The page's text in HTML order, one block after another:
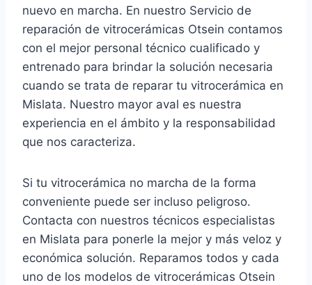
nuevo en marcha. En nuestro Servicio de
reparación de vitrocerámicas Otsein contamos
con el mejor personal técnico cualificado y
entrenado para brindar la solución necesaria
cuando se trata de reparar tu vitrocerámica en
Mislata. Nuestro mayor aval es nuestra
experiencia en el ámbito y la responsabilidad
que nos caracteriza.
Si tu vitrocerámica no marcha de la forma
conveniente puede ser incluso peligroso.
Contacta con nuestros técnicos especialistas
en Mislata para ponerle la mejor y más veloz y
económica solución. Reparamos todos y cada
uno de los modelos de vitrocerámicas Otsein